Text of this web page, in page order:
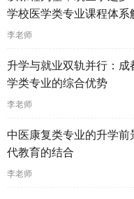
学校医学类专业课程体系
李老师
升学与就业双轨并行：
学类专业的综合优势
李老师
中医康复类专业的升学
代教育的结合
李老师